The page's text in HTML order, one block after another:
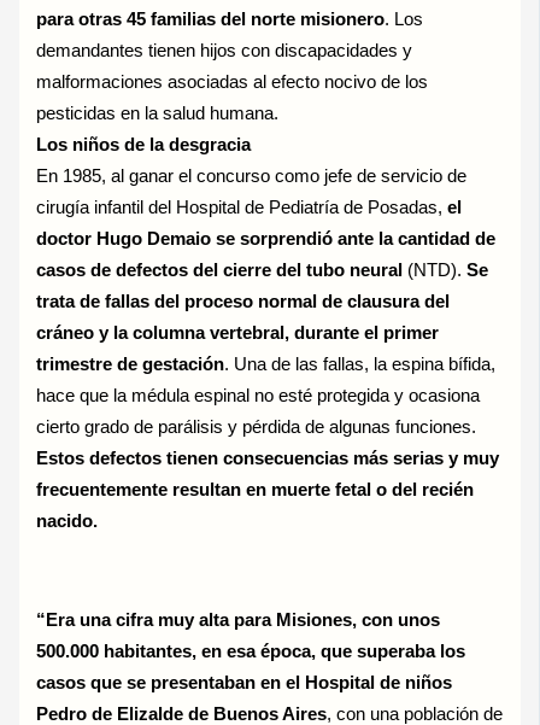
para otras 45 familias del norte misionero. Los
demandantes tienen hijos con discapacidades y
malformaciones asociadas al efecto nocivo de los
pesticidas en la salud humana.
Los niños de la desgracia
En 1985, al ganar el concurso como jefe de servicio de
cirugía infantil del Hospital de Pediatría de Posadas,el
doctor Hugo Demaio se sorprendió ante la cantidad de
casos de defectos del cierre del tubo neural (NTD).Se
trata de fallas del proceso normal de clausura del
cráneo y la columna vertebral, durante el primer
trimestre de gestación. Una de las fallas, la espina bífida,
hace que la médula espinal no esté protegida y ocasiona
cierto grado de parálisis y pérdida de algunas funciones.
Estos defectos tienen consecuencias más serias y muy
frecuentemente resultan en muerte fetal o del recién
nacido.
“Era una cifra muy alta para Misiones, con unos
500.000 habitantes, en esa época, que superaba los
casos que se presentaban en el Hospital de niños
Pedro de Elizalde de Buenos Aires, con una población de